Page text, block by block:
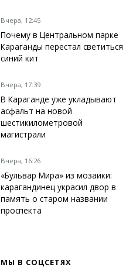
Вчера, 12:45
Почему в Центральном парке
Караганды перестал светиться
синий кит
Вчера, 17:39
В Караганде уже укладывают
асфальт на новой
шестикилометровой
магистрали
Вчера, 16:26
«Бульвар Мира» из мозаики:
карагандинец украсил двор в
память о старом названии
проспекта
МЫ В СОЦСЕТЯХ